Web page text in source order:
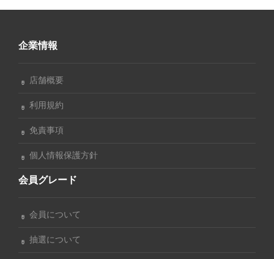
企業情報
店舗概要
利用規約
免責事項
個人情報保護方針
会員グレード
会員について
抽選について